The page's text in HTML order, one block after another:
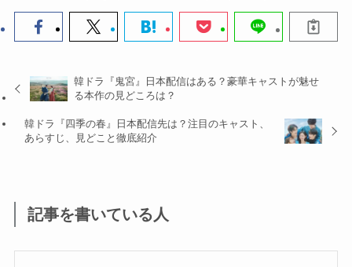
韓ドラ『鬼宮』日本配信はある？豪華キャストが魅せ
る本作の見どころは？
韓ドラ『四季の春』日本配信先は？注目のキャスト、
あらすじ、見どこと徹底紹介
記事を書いている人